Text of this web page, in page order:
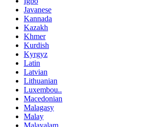
Javanese
Kannada
Kazakh
Khmer
Kurdish
Kyrgyz
Latin
Latvian
Lithuanian
Luxembou..
Macedonian
Malagasy
Malay
Malayalam